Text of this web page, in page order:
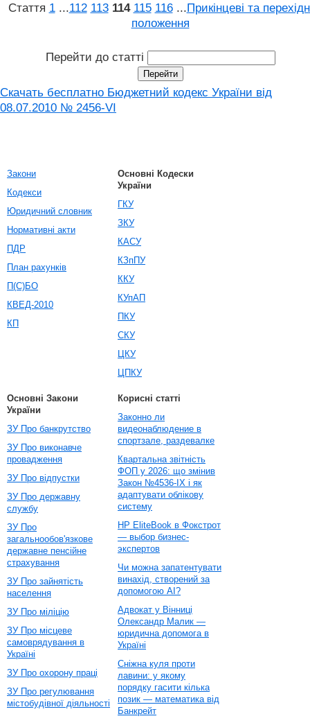
Стаття 1 ...112 113 114 115 116 ...Прикінцеві та
положення
Перейти до статті
Скачать бесплатно Бюджетний кодекс України від
08.07.2010 № 2456-VI
Закони
Кодекси
Юридичний словник
Нормативні акти
ПДР
План рахунків
П(С)БО
КВЕД-2010
КП
Основні Кодески
України
ГКУ
ЗКУ
КАСУ
КЗпПУ
ККУ
КУпАП
ПКУ
СКУ
ЦКУ
ЦПКУ
Основні Закони
України
ЗУ Про банкрутство
ЗУ Про виконавче
провадження
ЗУ Про відпустки
ЗУ Про державну
службу
ЗУ Про
загальнообов'язкове
державне пенсійне
страхування
ЗУ Про зайнятість
населення
ЗУ Про міліцію
ЗУ Про місцеве
самоврядування в
Україні
ЗУ Про охорону праці
ЗУ Про регулювання
містобудівної діяльності
Корисні статті
Законно ли
видеонаблюдение в
спортзале, раздевалке
Квартальна звітність
ФОП у 2026: що змінив
Закон №4536-IX і як
адаптувати облікову
систему
HP EliteBook в Фокстрот
— выбор бизнес-
экспертов
Чи можна запатентувати
винахід, створений за
допомогою AI?
Адвокат у Вінниці
Олександр Малик —
юридична допомога в
Україні
Сніжна куля проти
лавини: у якому
порядку гасити кілька
позик — математика від
Банкрейт